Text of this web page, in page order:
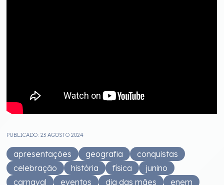
PUBLICADO: 23 AGOSTO 2024
apresentações geografia
conquistas
celebração
história física
junino
carnaval
eventos dia das mães
enem